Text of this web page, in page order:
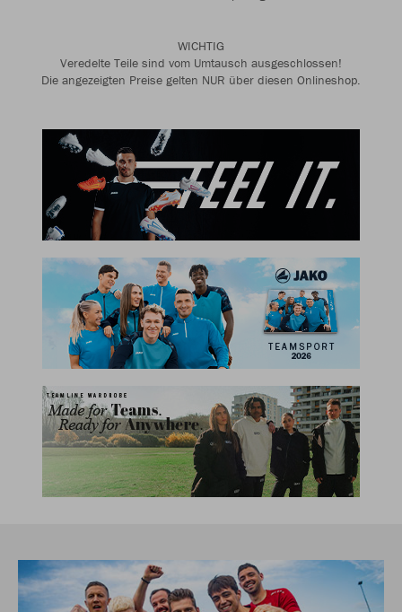
WICHTIG
Veredelte Teile sind vom Umtausch ausgeschlossen!
Die angezeigten Preise gelten NUR über diesen Onlineshop.